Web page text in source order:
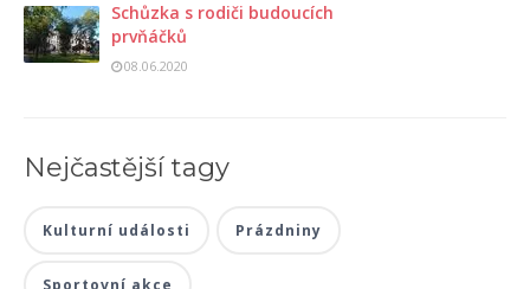
Schůzka s rodiči budoucích
prvňáčků
08.06.2020
Nejčastější tagy
Kulturní události Prázdniny
Sportovní akce